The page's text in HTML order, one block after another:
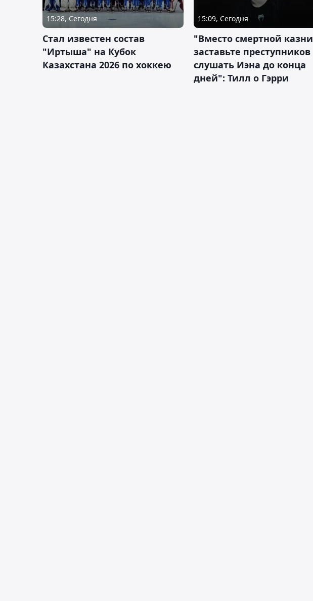
15:28, Сегодня
Стал известен состав
"Иртыша" на Кубок
Казахстана 2026 по хоккею
15:09, Сегодня
"Вместо смертной казни
заставьте преступников
слушать Иэна до конца
дней": Тилл о Гэрри